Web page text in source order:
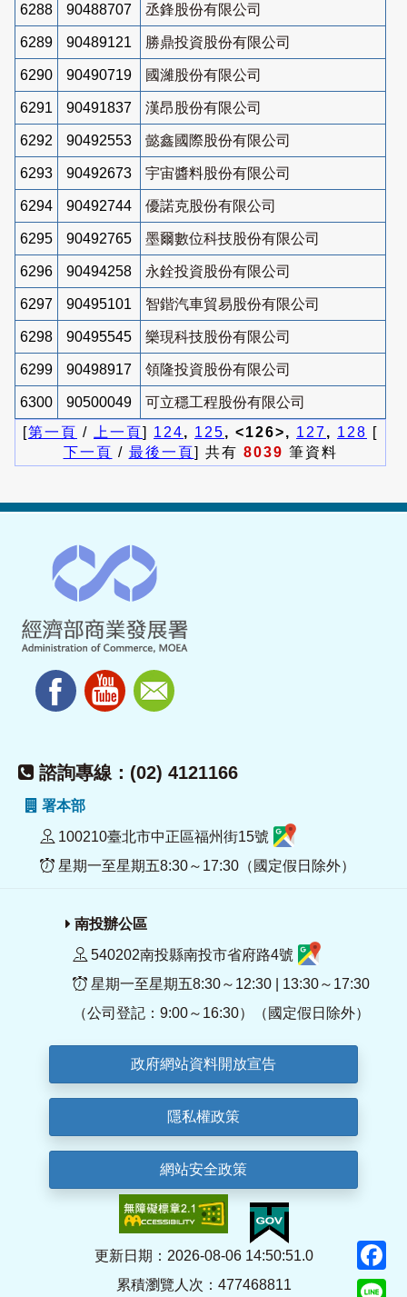
6288 90488707 丞鋒股份有限公司
6289 90489121 勝鼎投資股份有限公司
6290 90490719 國濰股份有限公司
6291 90491837 漢昂股份有限公司
6292 90492553 懿鑫國際股份有限公司
6293 90492673 宇宙醬料股份有限公司
6294 90492744 優諾克股份有限公司
6295 90492765 墨爾數位科技股份有限公司
6296 90494258 永銓投資股份有限公司
6297 90495101 智鍇汽車貿易股份有限公司
6298 90495545 樂現科技股份有限公司
6299 90498917 領隆投資股份有限公司
6300 90500049
可立穩工程股份有限公司
[第一頁 / 上一頁] 124, 125, <126>, 127, 128 [
下一頁 / 最後一頁] 共有 8039 筆資料
諮詢專線：(02) 4121166
署本部
100210臺北市中正區福州街15號
星期一至星期五8:30～17:30（國定假日除外）
南投辦公區
540202南投縣南投市省府路4號
星期一至星期五8:30～12:30 | 13:30～17:30
（公司登記：9:00～16:30）（國定假日除外）
政府網站資料開放宣告
隱私權政策
網站安全政策
更新日期：2026-08-06 14:50:51.0
累積瀏覽人次：477468811